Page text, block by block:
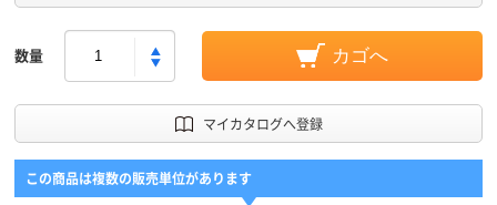
数量 カゴへ
マイカタログへ登録
この商品は複数の販売単位があります